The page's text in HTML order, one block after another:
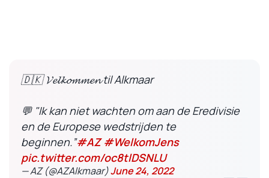
🇩🇰 𝓥𝓮𝓵𝓴𝓸𝓶𝓶𝓮𝓷 til Alkmaar
💬 "Ik kan niet wachten om aan de Eredivisie
en de Europese wedstrijden te
beginnen.”#AZ #WelkomJens
pic.twitter.com/oc8tlDSNLU
— AZ (@AZAlkmaar)June 24, 2022